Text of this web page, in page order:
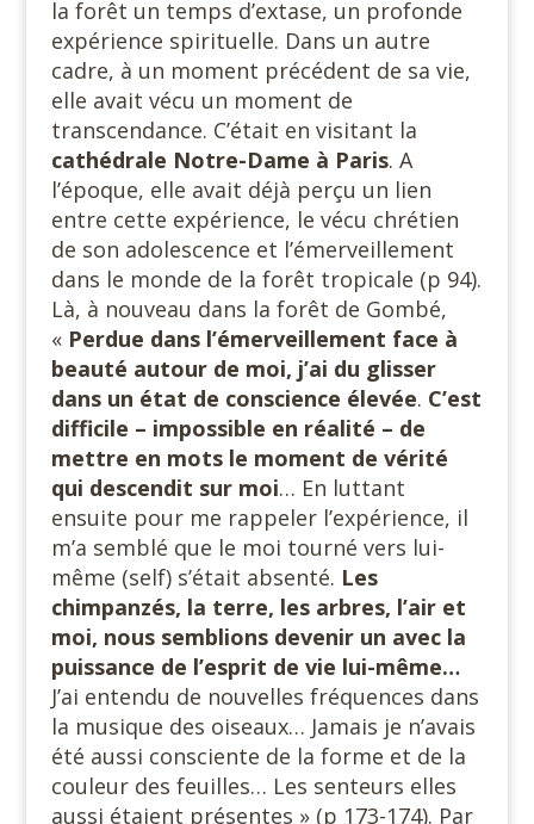
la forêt un temps d’extase, un profonde
expérience spirituelle. Dans un autre
cadre, à un moment précédent de sa vie,
elle avait vécu un moment de
transcendance. C’était en visitant la
cathédrale Notre-Dame à Paris. A
l’époque, elle avait déjà perçu un lien
entre cette expérience, le vécu chrétien
de son adolescence et l’émerveillement
dans le monde de la forêt tropicale (p 94).
Là, à nouveau dans la forêt de Gombé,
« Perdue dans l’émerveillement face à
beauté autour de moi, j’ai du glisser
dans un état de conscience élevée. C’est
difficile – impossible en réalité – de
mettre en mots le moment de vérité
qui descendit sur moi… En luttant
ensuite pour me rappeler l’expérience, il
m’a semblé que le moi tourné vers lui-
même (self) s’était absenté. Les
chimpanzés, la terre, les arbres, l’air et
moi, nous semblions devenir un avec la
puissance de l’esprit de vie lui-même…
J’ai entendu de nouvelles fréquences dans
la musique des oiseaux… Jamais je n’avais
été aussi consciente de la forme et de la
couleur des feuilles… Les senteurs elles
aussi étaient présentes » (p 173-174). Par